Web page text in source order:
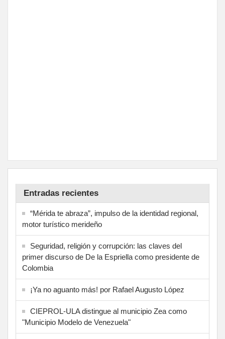
Entradas recientes
“Mérida te abraza”, impulso de la identidad regional,
motor turístico merideño
Seguridad, religión y corrupción: las claves del
primer discurso de De la Espriella como presidente de
Colombia
¡Ya no aguanto más! por Rafael Augusto López
CIEPROL-ULA distingue al municipio Zea como
"Municipio Modelo de Venezuela"